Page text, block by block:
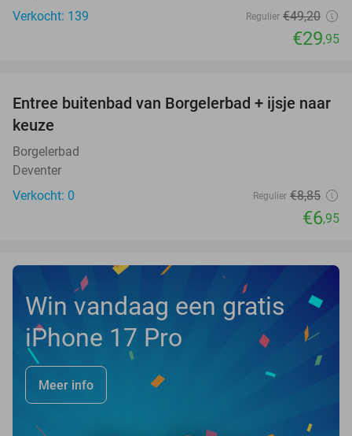
Verkocht: 139
Regulier €49,20
€29,95
21%
TODAY
Entree buitenbad van Borgelerbad + ijsje naar
keuze
Borgelerbad
Deventer
Verkocht: 0
Regulier €8,85
€6,95
Win vandaag een gratis
iPhone 17 Pro
Meer info